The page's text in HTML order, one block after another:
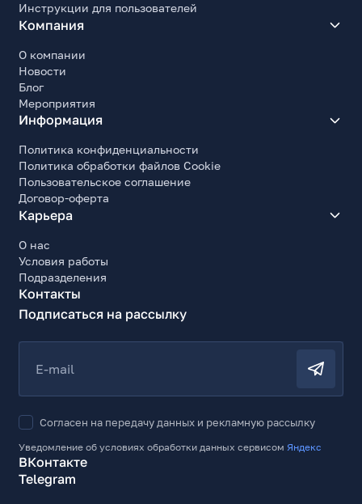
Инструкции для пользователей
Компания
О компании
Новости
Блог
Мероприятия
Информация
Политика конфиденциальности
Политика обработки файлов Cookie
Пользовательское соглашение
Договор-оферта
Карьера
О нас
Условия работы
Подразделения
Контакты
Подписаться на рассылку
E-mail
Согласен на передачу данных и рекламную рассылку
Уведомление об условиях обработки данных сервисом Яндекс
ВКонтакте
Telegram